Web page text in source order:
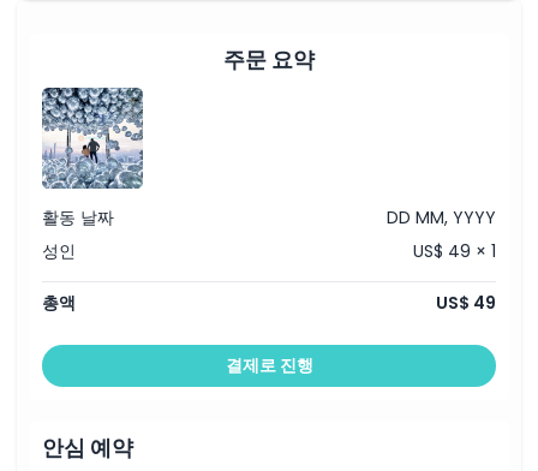
취소 정책
무료 디지털 사진 패키지주문 요약
활동 날짜
DD MM, YYYY
성인
US$ 49 × 1
총액 US$ 49
결제로 진행
안심 예약